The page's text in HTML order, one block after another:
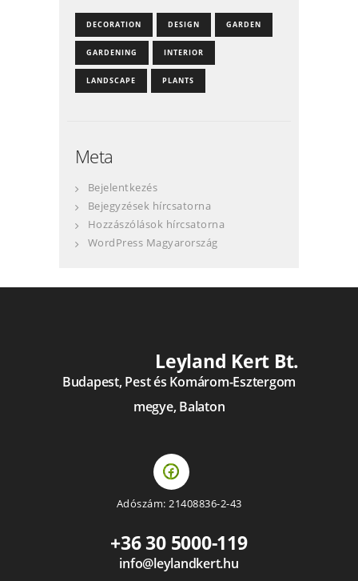
DECORATION DESIGN GARDEN
GARDENING INTERIOR
LANDSCAPE PLANTS
Meta
Bejelentkezés
Bejegyzések hírcsatorna
Hozzászólások hírcsatorna
WordPress Magyarország
Leyland Kert Bt.
Budapest, Pest és Komárom-Esztergom
megye, Balaton
Adószám: 21408836-2-43
+36 30 5000-119
info@leylandkert.hu